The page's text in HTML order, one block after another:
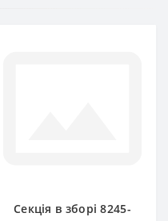
Секція в зборі 8245-